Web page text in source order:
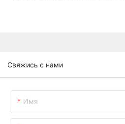
Свяжись с нами
Имя